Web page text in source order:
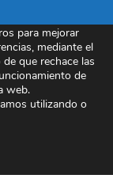
de
para mejorar
mediante el
que rechace las
de
web.
utilizando o